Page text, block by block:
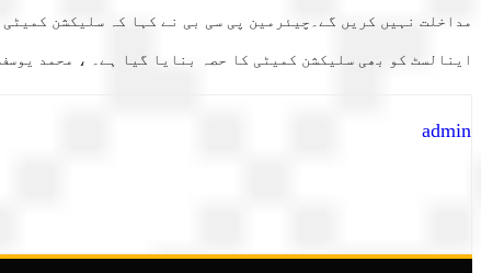
مداخلت نہیں کریں گے۔چیئرمین پی سی بی نے کہا کہ سلیکشن
اینالسٹ کو بھی سلیکشن کمیٹی کا حصہ بنایا گیا ہے۔ ، محمد یوسف انڈر 19 کے ہیڈ کوچ بھی
admin